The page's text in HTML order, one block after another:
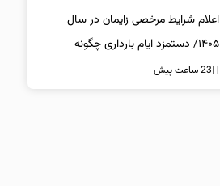
اعلام شرایط مرخصی زایمان در سال
۱۴۰۵/ دستمزد ایام بارداری چگونه
پرداخت می‌شود؟
23 ساعت پیش